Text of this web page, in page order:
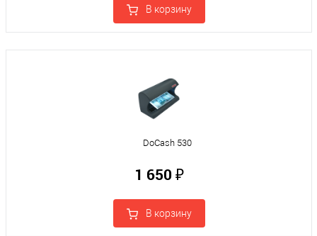
В корзину
DoCash 530
1 650 ₽
В корзину